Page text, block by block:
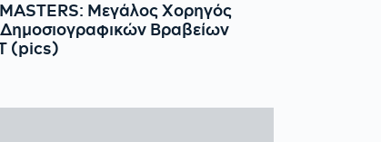
Μεγάλος Χορηγός
Βραβείων
(pics)